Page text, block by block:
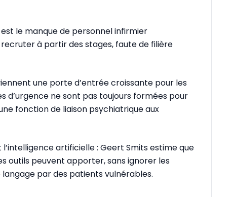
le manque de personnel infirmier
à partir des stages, faute de filière
une porte d’entrée croissante pour les
d’urgence ne sont pas toujours formées pour
fonction de liaison psychiatrique aux
artificielle : Geert Smits estime que
outils peuvent apporter, sans ignorer les
langage par des patients vulnérables.